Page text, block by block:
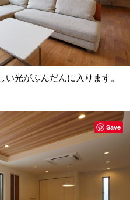
光がふんだんに入ります。
Save